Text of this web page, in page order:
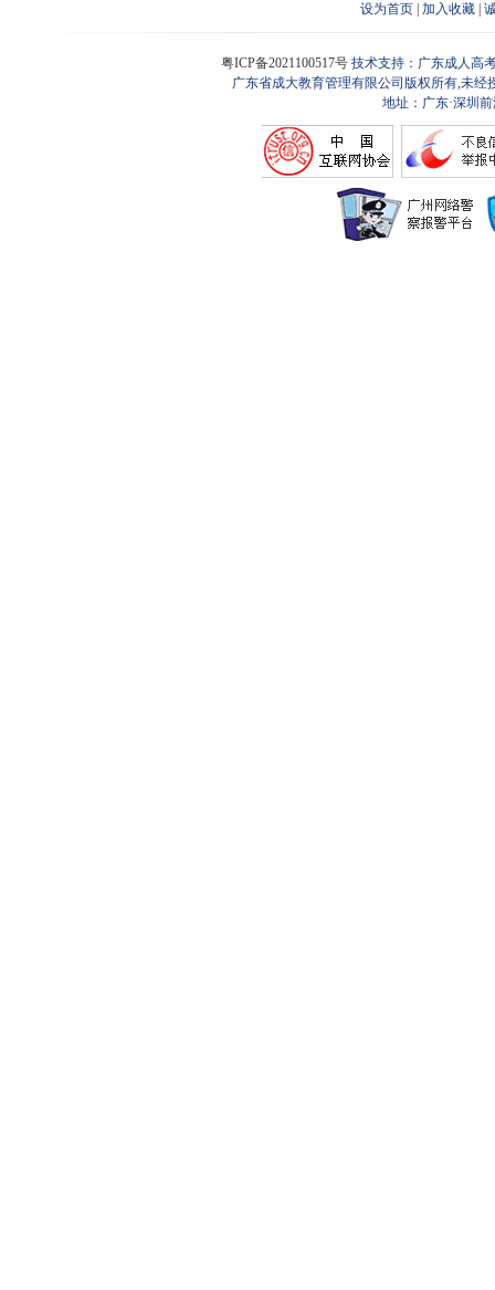
设为首页 加入收藏
粤ICP备2021100517号 技术支持：广东成人高
广东省成大教育管理有限公司版权所有,未
地址：广东·深圳